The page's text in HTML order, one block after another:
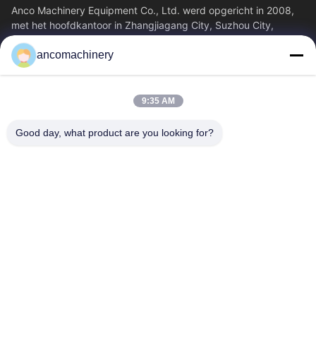
Anco Machinery Equipment Co., Ltd. werd opgericht in 2008,
met het hoofdkantoor in Zhangjiagang City, Suzhou City,
Jiangsu Province. Het is een...
Snelle Links
Over Ons
Fabrieksreis
Kwaliteitscontrole
ancomachinery
9:35 AM
Good day, what product are you looking for?